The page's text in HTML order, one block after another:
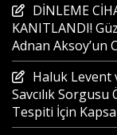
DİNLEME
KANITLANDI!
Adnan Aksoy’un
Haluk Levent
Savcılık
Tespiti İçin